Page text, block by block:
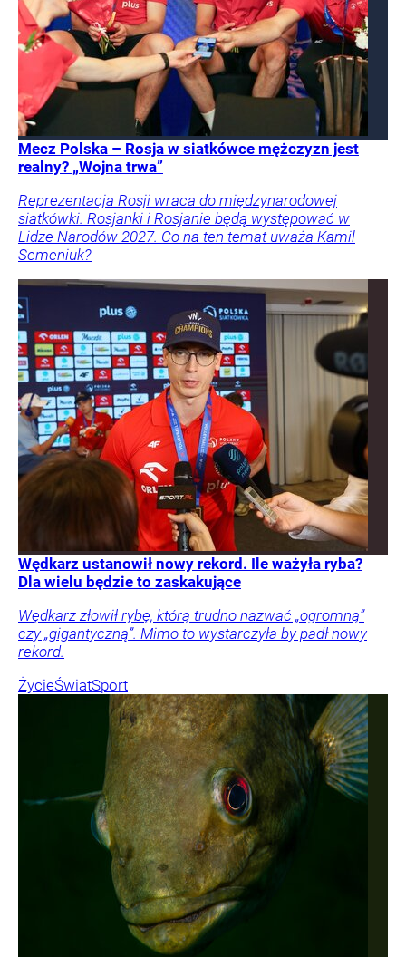
Mecz Polska – Rosja w siatkówce mężczyzn jest
realny? „Wojna trwa”
Reprezentacja Rosji wraca do międzynarodowej
siatkówki. Rosjanki i Rosjanie będą występować w
Lidze Narodów 2027. Co na ten temat uważa Kamil
Semeniuk?
Wędkarz ustanowił nowy rekord. Ile ważyła ryba?
Dla wielu będzie to zaskakujące
Wędkarz złowił rybę, którą trudno nazwać „ogromną”
czy „gigantyczną”. Mimo to wystarczyła by padł nowy
rekord.
ŻycieŚwiatSport